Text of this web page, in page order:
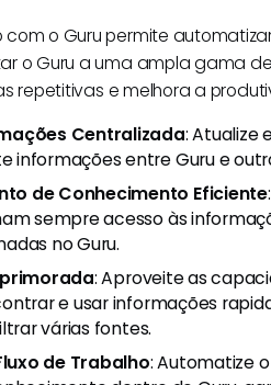
o Guru permite
o Guru a uma ampla gama
repetitivas e melhora a
Centralizada: Atualize
informações entre Guru e
de Conhecimento Eficiente
sempre acesso às
no Guru.
: Aproveite as
e usar informações
várias fontes.
de Trabalho: Automatize